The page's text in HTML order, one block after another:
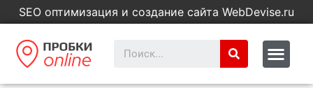
SEO оптимизация и создание сайта WebDevise.ru